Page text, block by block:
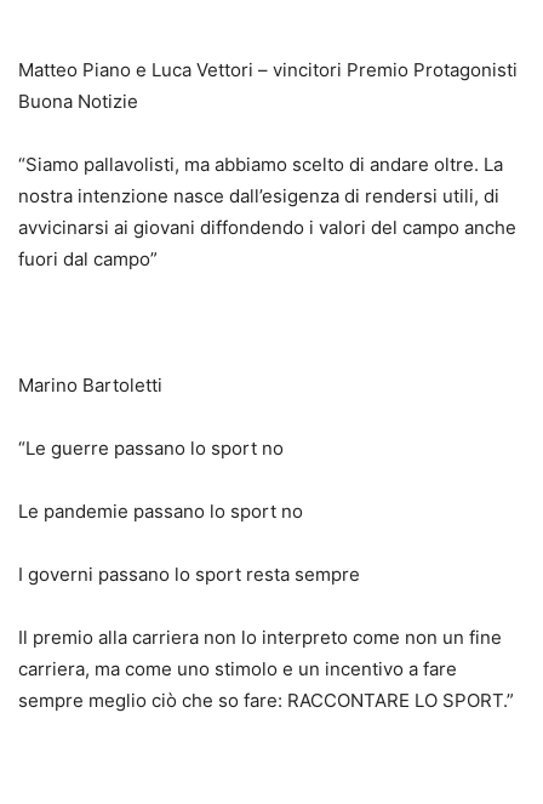
Matteo Piano e Luca Vettori – vincitori Premio Protagonisti
Buona Notizie
“Siamo pallavolisti, ma abbiamo scelto di andare oltre. La
nostra intenzione nasce dall’esigenza di rendersi utili, di
avvicinarsi ai giovani diffondendo i valori del campo anche
fuori dal campo”
Marino Bartoletti
“Le guerre passano lo sport no
Le pandemie passano lo sport no
I governi passano lo sport resta sempre
Il premio alla carriera non lo interpreto come non un fine
carriera, ma come uno stimolo e un incentivo a fare
sempre meglio ciò che so fare: RACCONTARE LO SPORT.”